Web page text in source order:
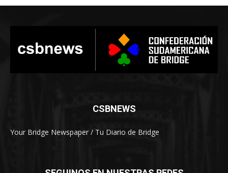
CSBNEWS
Your Bridge Newspaper / Tu Diario de Bridge